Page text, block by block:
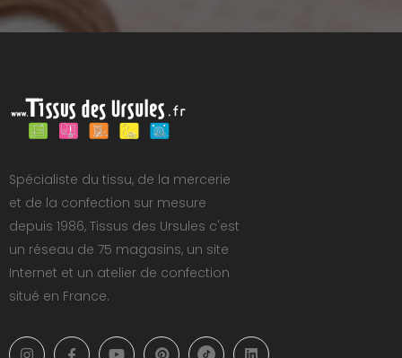
Spécialiste du tissu, de la mercerie
et de la confection sur mesure
depuis 1986, Tissus des Ursules c'est
un réseau de 75 magasins, un site
Internet et un atelier de confection
situé en France.